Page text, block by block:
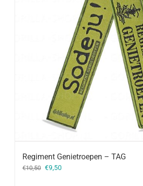
Regiment Genietroepen – TAG
€10,50 Oorspronkelijke
€9,50